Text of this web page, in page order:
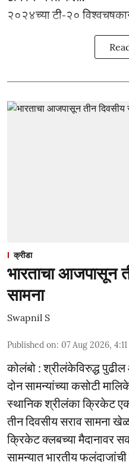
२०२४च्या टी-२०
क्रीडा
भारताचा आजपासून
सामना
Swapnil S
Published on: 07 Aug 2026,
कोलंबो : श्रीलंकेविरुद्ध
दोन सामन्यांच्या कसोटी
स्थानिक श्रीलंका क्रिकेट
तीन दिवसीय सराव सामना
क्रिकेट क्लबच्या मैदानावर
सामन्यात भारतीय फलंदाजांची